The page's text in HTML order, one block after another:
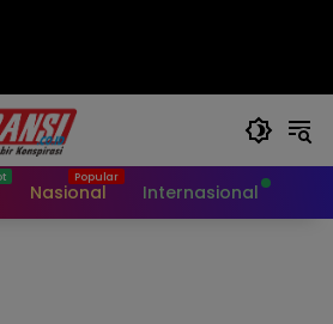
Nasional Internasional